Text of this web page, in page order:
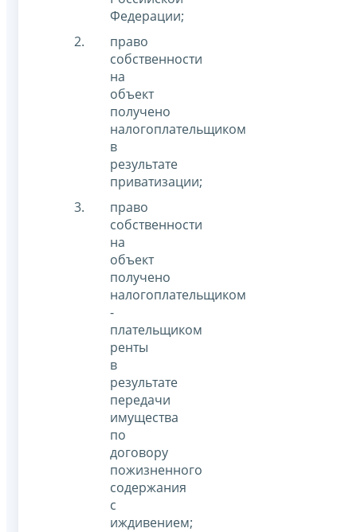
Федерации;
право
собственности
на
объект
получено
налогоплательщиком
в
результате
приватизации;
право
собственности
на
объект
получено
налогоплательщиком
-
плательщиком
ренты
в
результате
передачи
имущества
по
договору
пожизненного
содержания
с
иждивением;